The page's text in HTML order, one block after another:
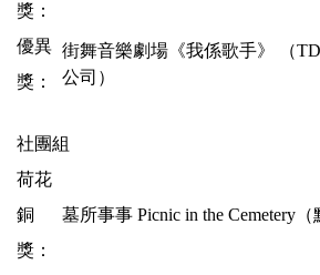
獎：
優異
獎：
街舞音樂劇場《我係歌手》 （
公司）
社團組
荷花
銅
獎：
墓所事事 Picnic in the Cemetery（